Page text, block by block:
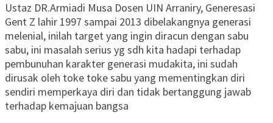
Ustaz DR.Armiadi Musa Dosen UIN Arraniry, Generesasi
Gent Z lahir 1997 sampai 2013 dibelakangnya generasi
melenial, inilah target yang ingin diracun dengan sabu
sabu, ini masalah serius yg sdh kita hadapi terhadap
pembunuhan karakter generasi mudakita, ini sudah
dirusak oleh toke toke sabu yang mementingkan diri
sendiri memperkaya diri dan tidak bertanggung jawab
terhadap kemajuan bangsa